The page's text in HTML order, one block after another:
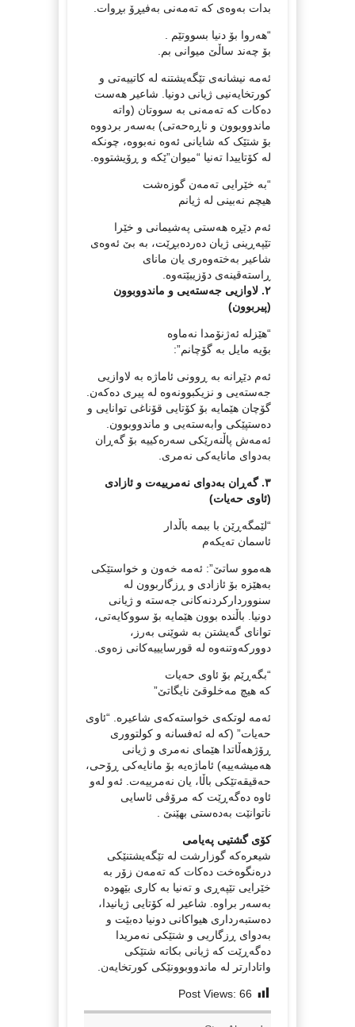
بدات بەوەی کە تەمەنی بەفیڕۆ بڕوات.
“هەروا بۆ دنیا بسووتێم .
بۆ چەند ساڵێ‌ میوانی بم.
ئەمە نیشانەی تێگەیشتنە لە کاتییەتی و
کورتخایەنیی ژیانی دونیا. شاعیر هەست
دەکات کە تەمەنی بە سووتان (واتە
ماندووبوون و ناڕەحەتی) بەسەر بردووە
بۆ شتێک کە شایانی ئەوە نەبووە، چونکە
لە کۆتاییدا تەنیا “میوان”ێکە و ڕۆیشتووە.
“بە خێرایی تەمەن گوزەشت
هیچم نەبینی لە ژیانم
ئەم دێڕە هەستی پەشیمانی و خێرا
تێپەڕینی ژیان دەردەبڕێت، بە بێ ئەوەی
شاعیر بەختەوەری یان مانای
ڕاستەقینەی دۆزیبێتەوە.
٢. لاوازیی جەستەیی و ماندووبوون
(پیربوون)
“هێزلە ئەژنۆمدا نەماوە
بۆیە مایل بە گۆچانم”:
ئەم دێڕانە بە ڕوونی ئاماژە بە لاوازیی
جەستەیی و نزیکبوونەوە لە پیری دەکەن.
گۆچان هێمایە بۆ کۆتایی قۆناغی توانایی و
دەستپێکی وابەستەیی و ماندووبوون.
ئەمەش پاڵنەرێکی سەرەکییە بۆ گەڕان
بەدوای مانایەکی نەمری.
٣. گەڕان بەدوای نەمرییەت و ئازادی
(ئاوی حەیات)
“لێمگەڕێن با ببمە باڵدار
ئاسمان تەیكەم
هەموو ساتێ‌”: ئەمە خەون و خواستێکی
بەهێزە بۆ ئازادی و ڕزگاربوون لە
سنووردارکردنەکانی جەستە و ژیانی
دونیا. باڵندە بوون هێمایە بۆ سووکایەتی،
توانای گەیشتن بە شوێنی بەرز،
دوورکەوتنەوە لە قورسایییەکانی زەوی.
“بگەڕێم بۆ ئاوی حەیات
كە هیچ مەخلوقێ‌ نایگاتێ‌”
ئەمە لوتکەی خواستەکەی شاعیرە. “ئاوی
حەیات” (کە لە ئەفسانە و کولتووری
ڕۆژهەڵاتدا هێمای نەمری و ژیانی
هەمیشەییە) ئاماژەیە بۆ مانایەکی ڕۆحی،
حەقیقەتێکی باڵا، یان نەمرییەت. ئەو لەو
ئاوە دەگەڕێت کە مرۆڤی ئاسایی
ناتوانێت بەدەستی بهێنێ .
کۆی گشتیی پەیامی
شیعرەکە گوزارشت لە تێگەیشتنێکی
درەنگوەخت دەکات کە تەمەن زۆر بە
خێرایی تێپەڕی و تەنیا بە کاری بێهودە
بەسەر براوە. شاعیر لە کۆتایی ژیانیدا،
دەستبەرداری هیواکانی دونیا دەبێت و
بەدوای ڕزگاریی و شتێکی نەمریدا
دەگەڕێت کە ژیانی بکاتە شتێکی
واتادارتر لە ماندووبوونێکی کورتخایەن.
Post Views: 66